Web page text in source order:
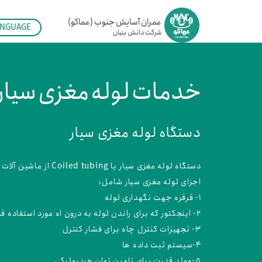
عمران آسایش جنوب (عماکو)
شرکت دانش بنیان ​​​​​​​
خدمات لوله مغزی
دستگاه لوله مغزی سیار
دستگاه لوله مغزی سیار یا Coiled tubing از ماشین آلات صنعت حفاری است که تیوب آن یک لوله فلزی بدون انقطاع و بسیار بلند است که بر روی قرقره بزرگتر پیچیده شده است .
اجزای لوله مغزی سیار شامل:
1- قرقره جهت نگهداری لوله
2- اینجکتور که برای راندن لوله به درون اه مورد استفاده قرار می گیرد.
3- تجهیزات کنترل چاه برای فشار کنترل
4-سیستم ثبت داده ها